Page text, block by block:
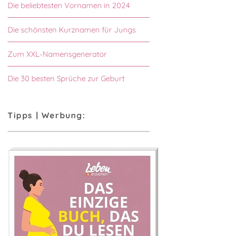
Die beliebtesten Vornamen in 2024
Die schönsten Kurznamen für Jungs
Zum XXL-Namensgenerator
Die 30 besten Sprüche zur Geburt
Tipps | Werbung: